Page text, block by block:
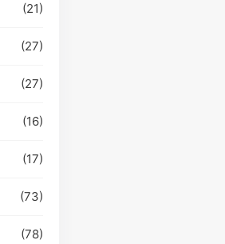
(21)
(27)
(27)
(16)
(17)
(73)
(78)